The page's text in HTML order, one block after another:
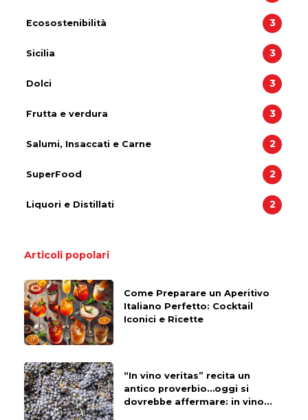
Ecosostenibilità 3
Sicilia 3
Dolci 3
Frutta e verdura 3
Salumi, Insaccati e Carne 2
SuperFood 2
Liquori e Distillati 2
Articoli popolari
Come Preparare un Aperitivo
Italiano Perfetto: Cocktail
Iconici e Ricette
“In vino veritas” recita un
antico proverbio…oggi si
dovrebbe affermare: in vino